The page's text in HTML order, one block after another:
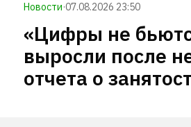
Новости·07.08.2026 23:50
«Цифры не
выросли после
отчета о